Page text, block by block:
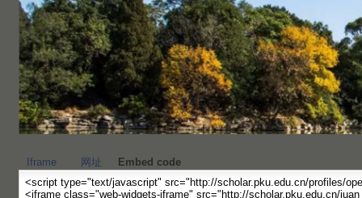
要
内
容
部
分
Iframe 网址 Embed code